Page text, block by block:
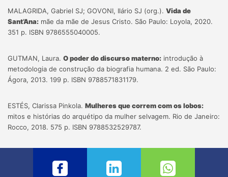
MALAGRIDA, Gabriel SJ; GOVONI, Ilário SJ (org.). Vida de
Sant’Ana: mãe da mãe de Jesus Cristo. São Paulo: Loyola, 2020.
351 p. ISBN 9786555040005.
GUTMAN, Laura. O poder do discurso materno: introdução à
metodologia de construção da biografia humana. 2 ed. São Paulo:
Ágora, 2013. 199 p. ISBN 9788571831179.
ESTÉS, Clarissa Pinkola. Mulheres que correm com os lobos:
mitos e histórias do arquétipo da mulher selvagem. Rio de Janeiro:
Rocco, 2018. 575 p. ISBN 9788532529787.